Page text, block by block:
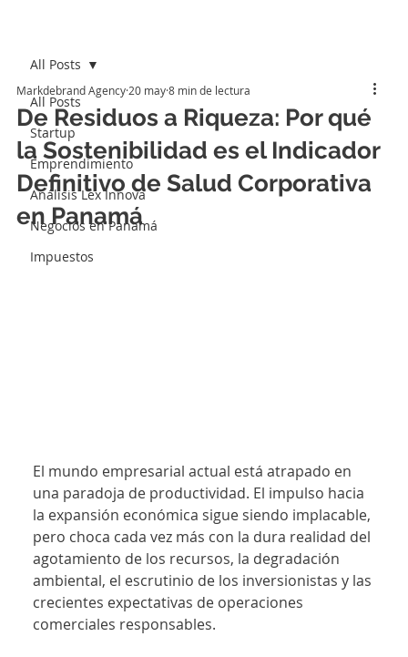
All Posts
Startup
Emprendimiento
Análisis Lex Innova
Negocios en Panamá
Impuestos
All Posts
De Residuos a Riqueza: Por qué
la Sostenibilidad es el Indicador
Definitivo de Salud Corporativa
en Panamá
Markdebrand Agency20 may8 min de lectura
El mundo empresarial actual está atrapado en
una paradoja de productividad. El impulso hacia
la expansión económica sigue siendo implacable,
pero choca cada vez más con la dura realidad del
agotamiento de los recursos, la degradación
ambiental, el escrutinio de los inversionistas y las
crecientes expectativas de operaciones
comerciales responsables.